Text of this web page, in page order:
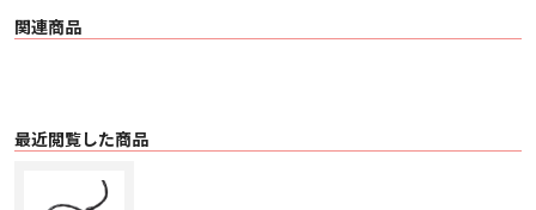
〇 ケーブルタイプ Linum SuperBaX T2™ ケーブル【ブラック】
・ TRUE-FIT™フォームイヤーチップ【5サイズ】
・ 耐衝撃ペリカンケース
・ クリーニングツール
・ ケーブルバンド
関連商品
最近閲覧した商品